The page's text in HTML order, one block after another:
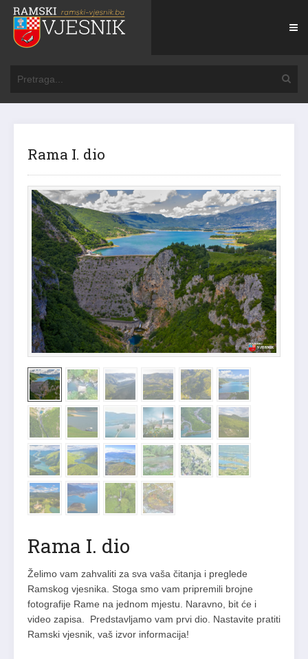
Rama I. dio
Rama I. dio
Želimo vam zahvaliti za sva vaša čitanja i preglede
Ramskog vjesnika. Stoga smo vam pripremili brojne
fotografije Rame na jednom mjestu. Naravno, bit će i
video zapisa. Predstavljamo vam prvi dio. Nastavite pratiti
Ramski vjesnik, vaš izvor informacija!